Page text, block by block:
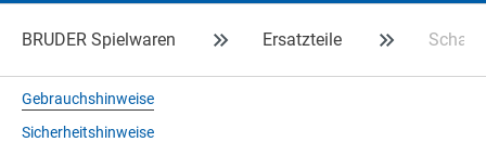
BRUDER Spielwaren Ersatzteile
Gebrauchshinweise
Sicherheitshinweise